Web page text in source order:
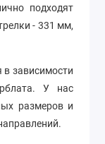
подходят
- 331 мм,
зависимости
У нас
размеров и